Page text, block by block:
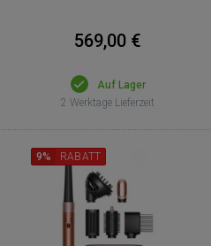
569,00 €
Auf Lager
2 Werktage Lieferzeit
9% RABATT